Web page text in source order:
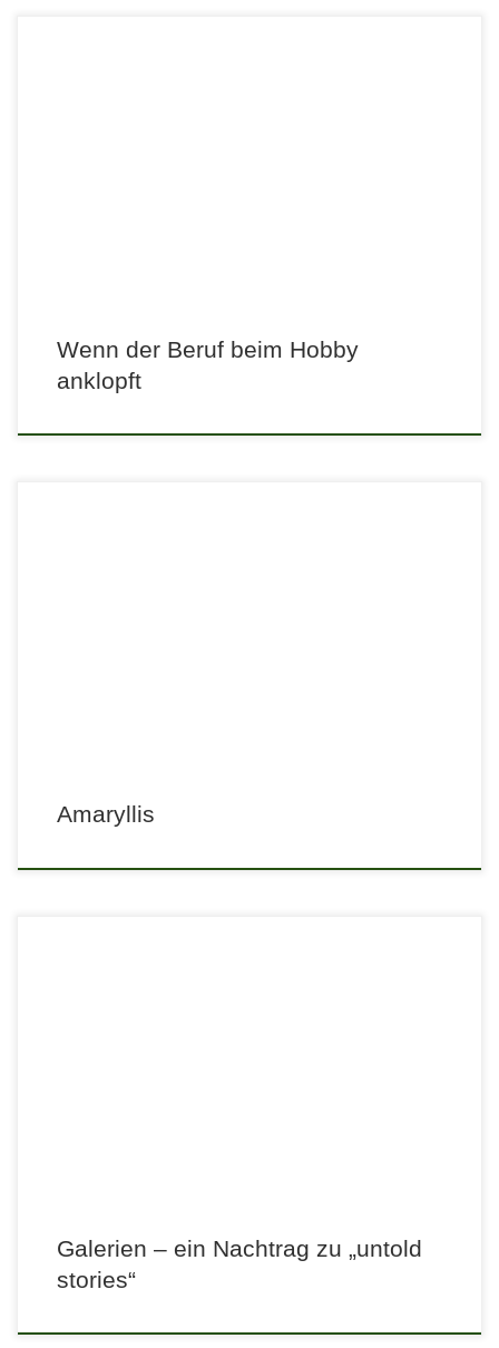
Wenn der Beruf beim Hobby
anklopft
Amaryllis
Galerien – ein Nachtrag zu „untold
stories“